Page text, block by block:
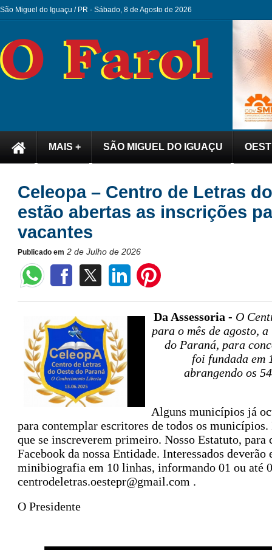
São Miguel do Iguaçu / PR - Sábado, 8 de Agosto de 2026
MAIS + SÃO MIGUEL DO IGUAÇU
Celeopa – Centro de Letras
estão abertas as inscrições
vacantes
Publicado em 2 de Julho de 2026
Da Assessoria - O
para o mês de agosto,
do Paraná, para
foi fundada em
abrangendo os
Alguns municípios já
para contemplar escritores de todos os
que se inscreverem primeiro. Nosso Estatuto,
Facebook da nossa Entidade. Interessados
minibiografia em 10 linhas, informando 01 ou até
centrodeletras.oestepr@gmail.com .
O Presidente